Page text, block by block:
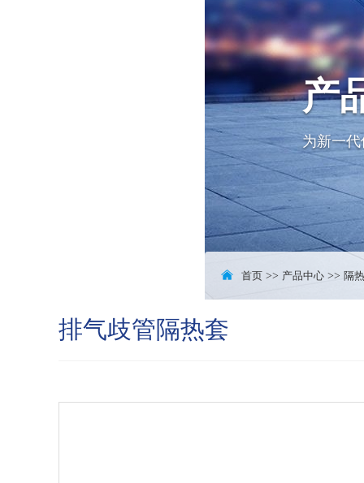
产
为新一
首页 >> 产品中心 >> 隔
排气歧管隔热套